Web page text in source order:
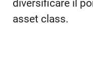
diversificare il
asset class.